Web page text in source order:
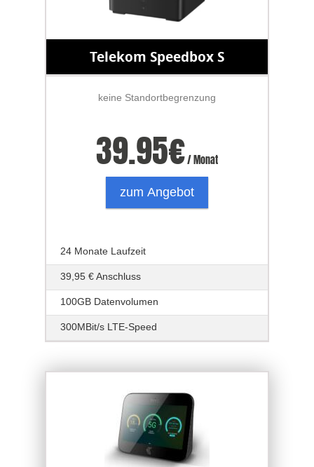
Telekom Speedbox S
keine Standortbegrenzung
39.95€/ Monat
zum Angebot
24 Monate Laufzeit
39,95 € Anschluss
100GB Datenvolumen
300MBit/s LTE-Speed